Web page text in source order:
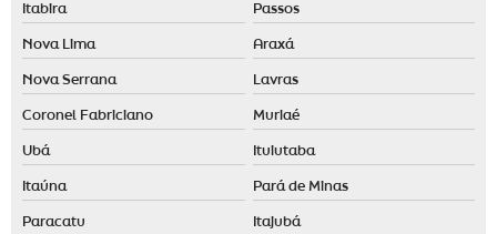
Itabira Passos
Nova Lima Araxá
Nova Serrana Lavras
Coronel Fabriciano Muriaé
Ubá Ituiutaba
Itaúna Pará de Minas
Paracatu Itajubá